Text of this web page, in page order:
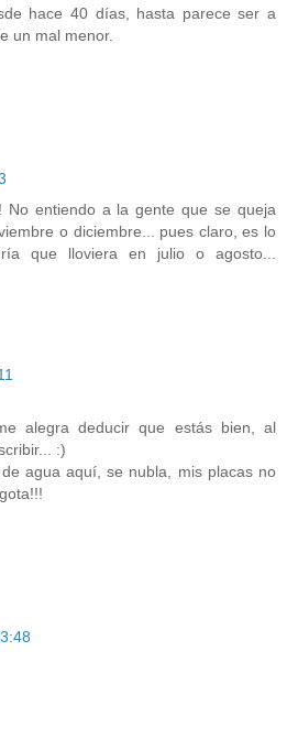
hace 40 días, hasta parece ser a
un mal menor.
No entiendo a la gente que se queja
o diciembre... pues claro, es lo
que lloviera en julio o agosto...
alegra deducir que estás bien, al
:)
agua aquí, se nubla, mis placas no